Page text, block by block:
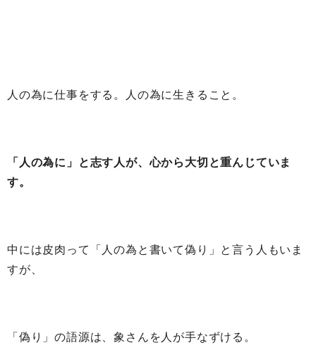
人の為に仕事をする。人の為に生きること。
「人の為に」と志す人が、心から大切と重んじていま
す。
中には皮肉って「人の為と書いて偽り」と言う人もいま
すが、
「偽り」の語源は、象さんを人が手なずける。